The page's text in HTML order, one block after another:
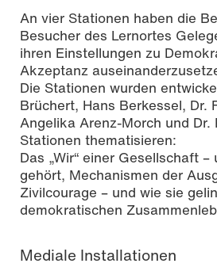
An vier Stationen haben die
Besucher des Lernortes
ihren Einstellungen zu
Akzeptanz
Die Stationen wurden
Brüchert, Hans Berkessel, Dr.
Angelika Arenz-Morch und Dr.
Stationen thematisieren:
Das „Wir“ einer Gesellschaft
gehört, Mechanismen der
Zivilcourage – und wie sie
demokratischen
Mediale Installationen